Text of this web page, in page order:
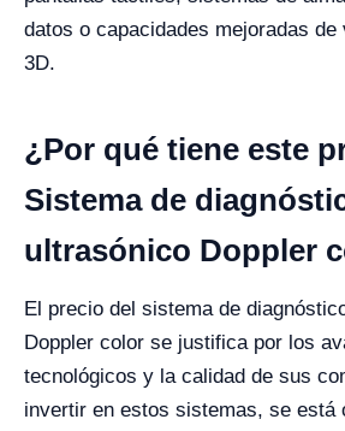
datos o capacidades mejoradas
3D.
¿Por qué tiene este
Sistema de
ultrasónico Doppler
El precio del sistema de
Doppler color se justifica por los
tecnológicos y la calidad de sus
invertir en estos sistemas, se está